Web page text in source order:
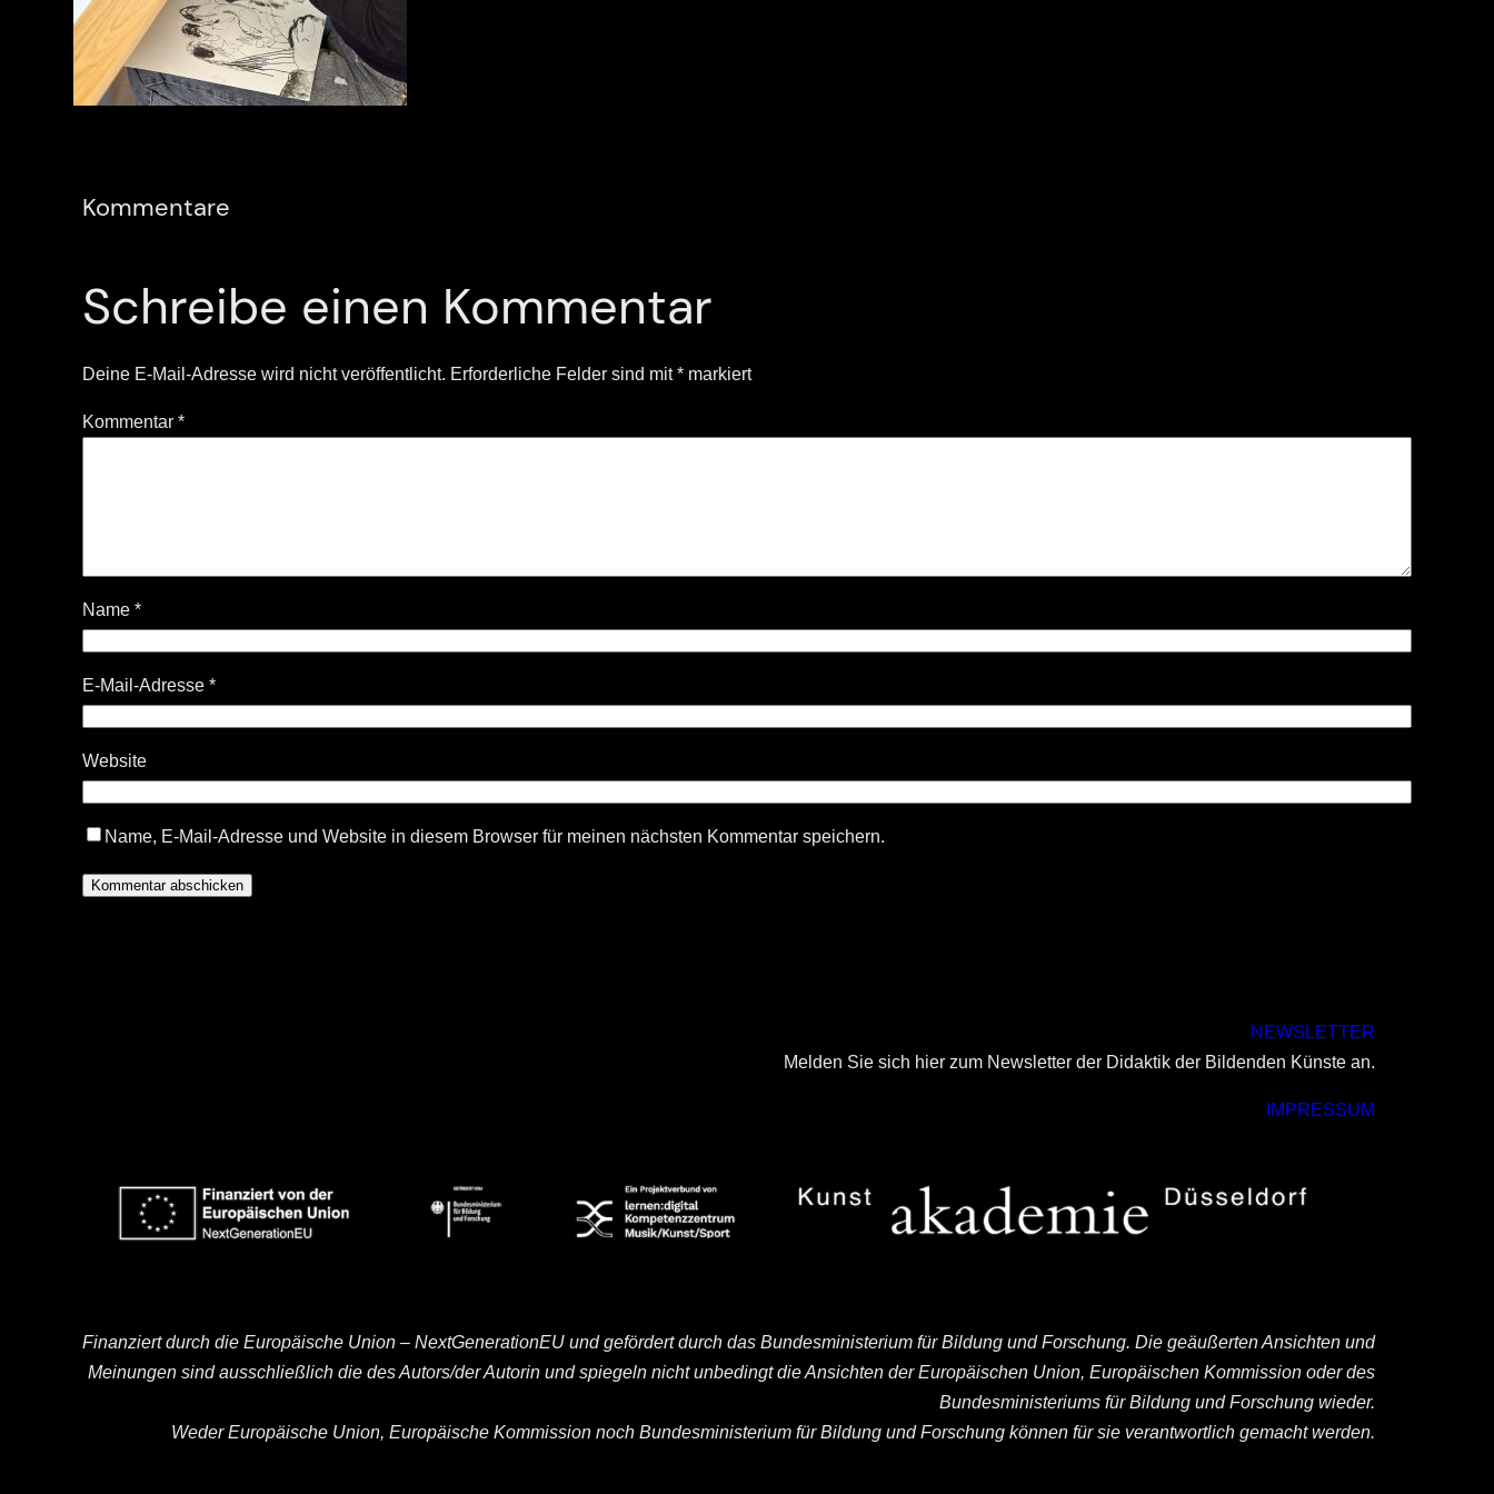
Kommentare
Schreibe einen Kommentar
Deine E-Mail-Adresse wird nicht veröffentlicht. Erforderliche Felder sind mit* markiert
Kommentar *
Name *
E-Mail-Adresse *
Website
Name, E-Mail-Adresse und Website in diesem Browser für meinen nächsten Kommentar speichern.
NEWSLETTER
Melden Sie sich hier zum Newsletter der Didaktik der Bildenden Künste an.
IMPRESSUM
Finanziert durch die Europäische Union – NextGenerationEU und gefördert durch das Bundesministerium für Bildung und Forschung. Die geäußerten Ansichten und
Meinungen sind ausschließlich die des Autors/der Autorin und spiegeln nicht unbedingt die Ansichten der Europäischen Union, Europäischen Kommission oder des
Bundesministeriums für Bildung und Forschung wieder.
Weder Europäische Union, Europäische Kommission noch Bundesministerium für Bildung und Forschung können für sie verantwortlich gemacht werden.